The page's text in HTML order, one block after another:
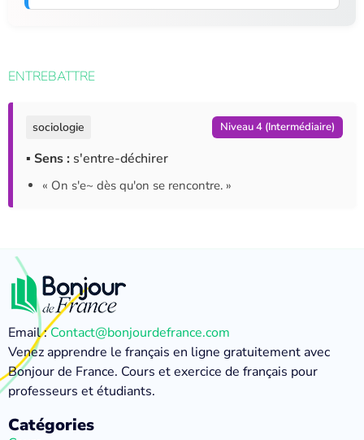
ENTREBATTRE
sociologie Niveau 4 (Intermédiaire)
▪ Sens : s'entre-déchirer
« On s'e~ dès qu'on se rencontre. »
Email :Contact@bonjourdefrance.com
Venez apprendre le français en ligne gratuitement avec
Bonjour de France. Cours et exercice de français pour
professeurs et étudiants.
Catégories